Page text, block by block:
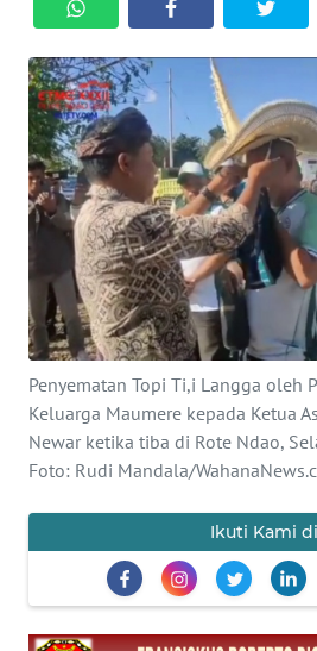
Penyematan Topi Ti,i Langga oleh
Keluarga Maumere kepada Ketua
Newar ketika tiba di Rote Ndao,
Foto: Rudi Mandala/
Ikuti Kami
LABUAN
BAJO
OPINI
Informasi
INDEKS
BERITA
KONTAK
KAMI
INFO
IKLAN
KAMI
PEDOMAN
MEDIA